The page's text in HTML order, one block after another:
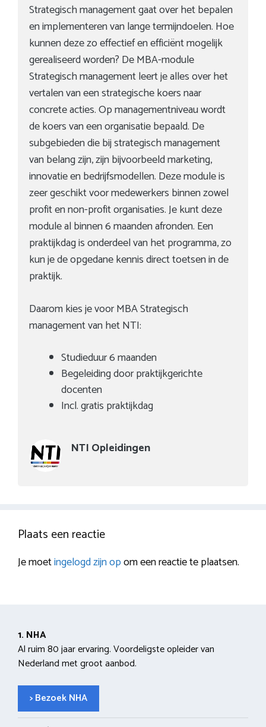
Strategisch management gaat over het bepalen
en implementeren van lange termijndoelen. Hoe
kunnen deze zo effectief en efficiënt mogelijk
gerealiseerd worden? De MBA-module
Strategisch management leert je alles over het
vertalen van een strategische koers naar
concrete acties. Op managementniveau wordt
de koers van een organisatie bepaald. De
subgebieden die bij strategisch management
van belang zijn, zijn bijvoorbeeld marketing,
innovatie en bedrijfsmodellen. Deze module is
zeer geschikt voor medewerkers binnen zowel
profit en non-profit organisaties. Je kunt deze
module al binnen 6 maanden afronden. Een
praktijkdag is onderdeel van het programma, zo
kun je de opgedane kennis direct toetsen in de
praktijk.
Daarom kies je voor MBA Strategisch
management van het NTI:
Studieduur 6 maanden
Begeleiding door praktijkgerichte
docenten
Incl. gratis praktijkdag
NTI Opleidingen
Plaats een reactie
Je moetingelogd zijn opom een reactie te plaatsen.
1. NHA
Al ruim 80 jaar ervaring. Voordeligste opleider van
Nederland met groot aanbod.
> Bezoek NHA